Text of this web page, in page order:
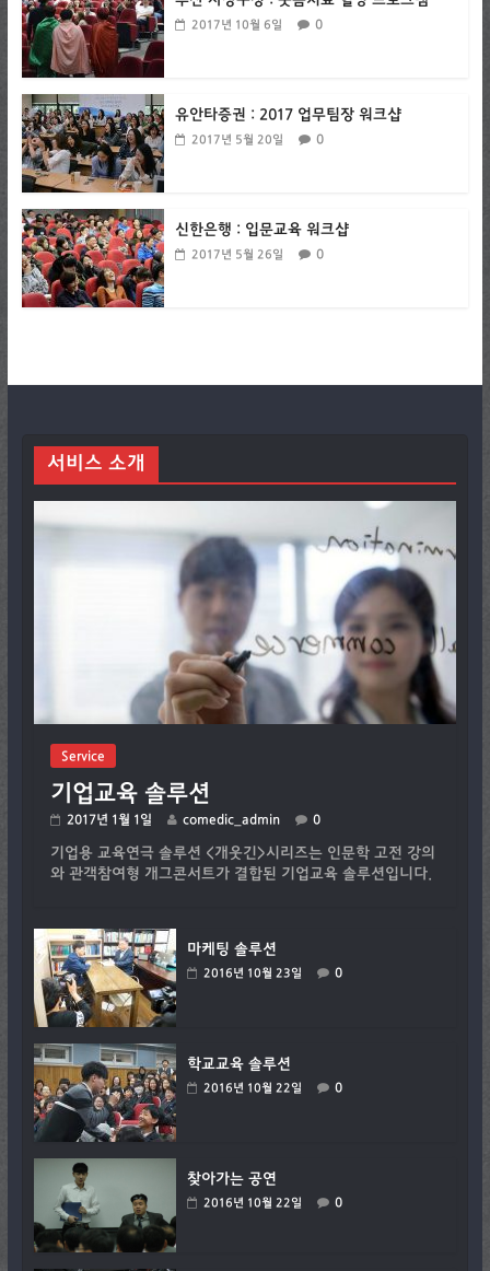
2017년 10월 6일 0
유안타증권 : 2017 업무팀장 워크샵
2017년 5월 20일 0
신한은행 : 입문교육 워크샵
2017년 5월 26일 0
서비스 소개
Service
기업교육 솔루션
2017년 1월 1일 comedic_admin 0
기업용 교육연극 솔루션 <개웃긴>시리즈는 인문학 고전 강의
와 관객참여형 개그콘서트가 결합된 기업교육 솔루션입니다.
마케팅 솔루션
2016년 10월 23일 0
학교교육 솔루션
2016년 10월 22일 0
찾아가는 공연
2016년 10월 22일 0